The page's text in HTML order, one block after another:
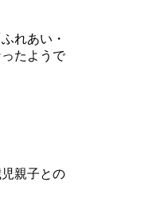
れあい・
たようで
親子との